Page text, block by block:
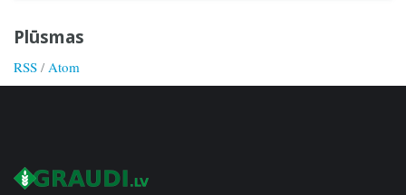
Plūsmas
RSS / Atom